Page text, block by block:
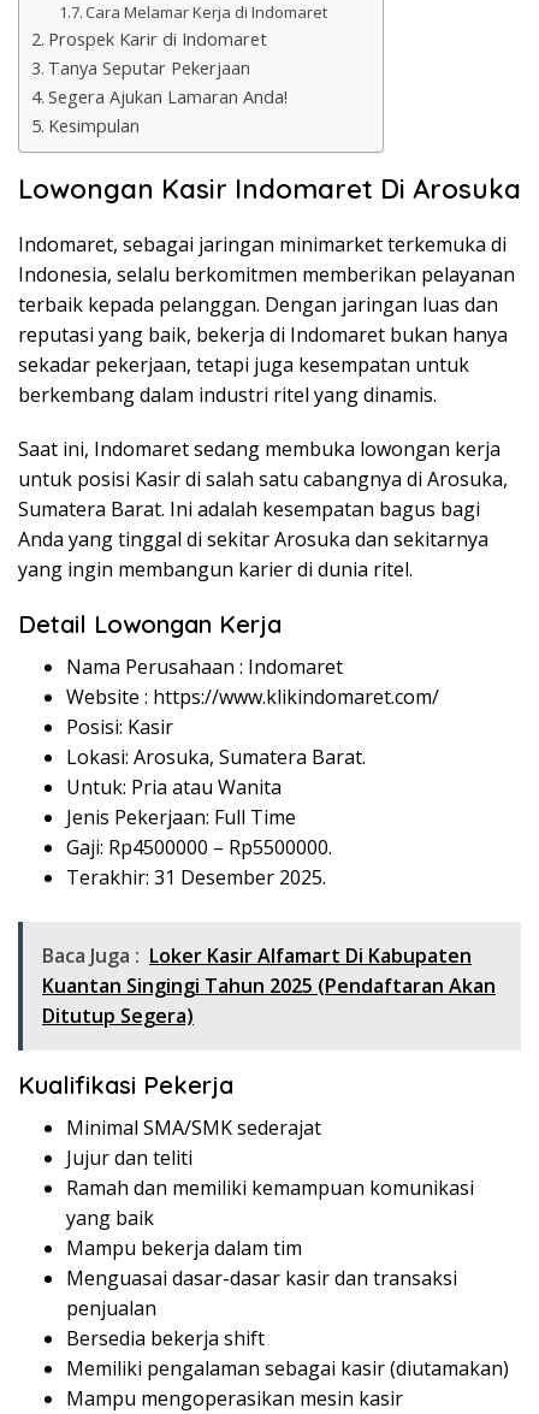
Cara Melamar Kerja di Indomaret
Prospek Karir di Indomaret
Tanya Seputar Pekerjaan
Segera Ajukan Lamaran Anda!
Kesimpulan
Lowongan Kasir Indomaret Di Arosuka
Indomaret, sebagai jaringan minimarket terkemuka di
Indonesia, selalu berkomitmen memberikan pelayanan
terbaik kepada pelanggan. Dengan jaringan luas dan
reputasi yang baik, bekerja di Indomaret bukan hanya
sekadar pekerjaan, tetapi juga kesempatan untuk
berkembang dalam industri ritel yang dinamis.
Saat ini, Indomaret sedang membuka lowongan kerja
untuk posisi Kasir di salah satu cabangnya di Arosuka,
Sumatera Barat. Ini adalah kesempatan bagus bagi
Anda yang tinggal di sekitar Arosuka dan sekitarnya
yang ingin membangun karier di dunia ritel.
Detail Lowongan Kerja
Nama Perusahaan : Indomaret
Website : https://www.klikindomaret.com/
Posisi: Kasir
Lokasi: Arosuka, Sumatera Barat.
Untuk: Pria atau Wanita
Jenis Pekerjaan: Full Time
Gaji: Rp4500000 – Rp5500000.
Terakhir: 31 Desember 2025.
Baca Juga : Loker Kasir Alfamart Di Kabupaten
Kuantan Singingi Tahun 2025 (Pendaftaran Akan
Ditutup Segera)
Kualifikasi Pekerja
Minimal SMA/SMK sederajat
Jujur dan teliti
Ramah dan memiliki kemampuan komunikasi
yang baik
Mampu bekerja dalam tim
Menguasai dasar-dasar kasir dan transaksi
penjualan
Bersedia bekerja shift
Memiliki pengalaman sebagai kasir (diutamakan)
Mampu mengoperasikan mesin kasir